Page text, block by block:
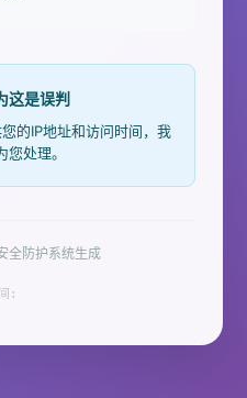
这是误判
的IP地址和访问时间，我
您处理。
全防护系统生成
: